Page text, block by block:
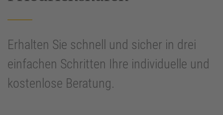
Erhalten Sie schnell und sicher in drei
einfachen Schritten Ihre individuelle und
kostenlose Beratung.